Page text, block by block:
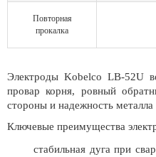
Повторная
прокалка
Электроды Kobelco LB-52U
провар корня, ровный
стороны и надежность
Ключевые преимущества
стабильная дуга при